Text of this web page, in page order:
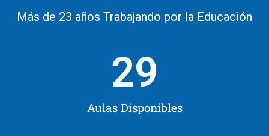
Más de 23 años Trabajando por la Educación
Aulas Disponibles
29